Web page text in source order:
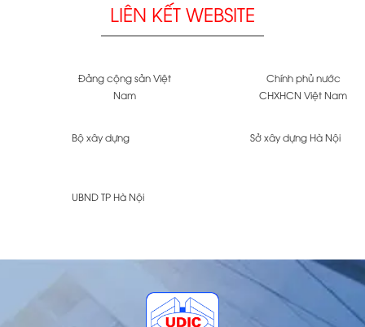
LIÊN KẾT WEBSITE
Đảng cộng sản Việt
Nam
Chính phủ nước
CHXHCN Việt Nam
Bộ xây dựng Sở xây dựng Hà Nội
UBND TP Hà Nội